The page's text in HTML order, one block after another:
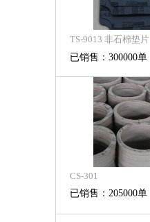
TS-9013 非石棉垫片
已销售：300000单
CS-301
已销售：205000单